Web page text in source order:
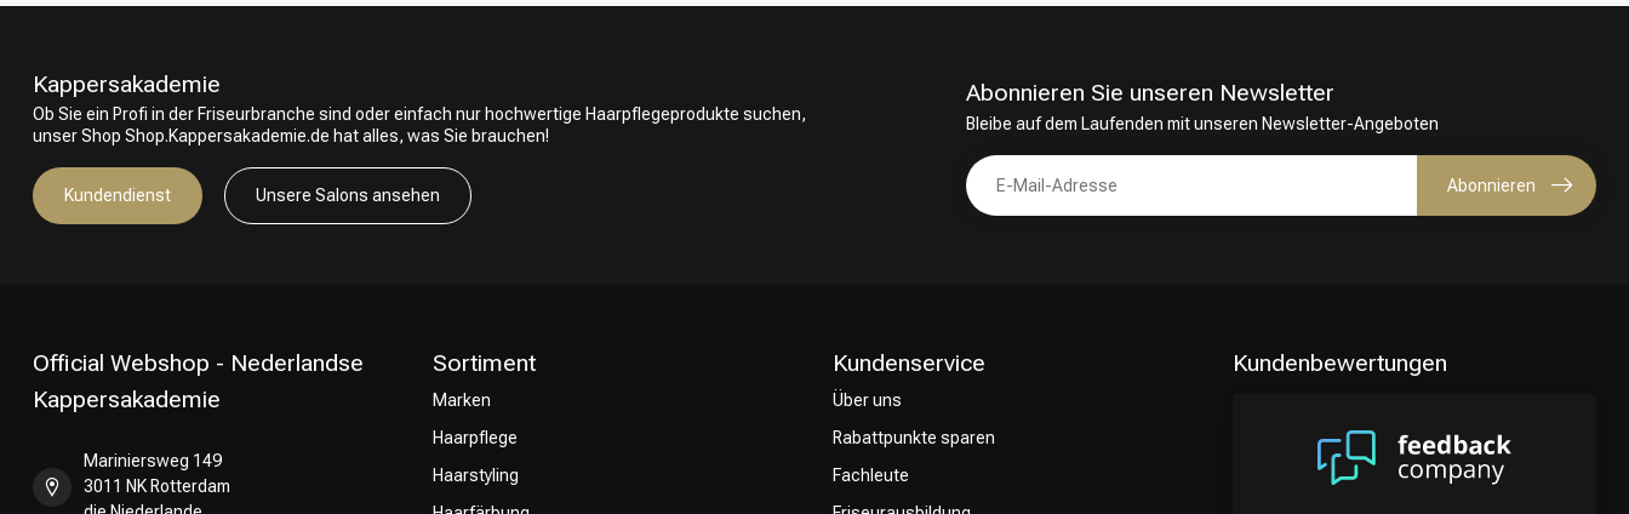
Kappersakademie
Ob Sie ein Profi in der Friseurbranche sind oder einfach nur hochwertige Haarpflegeprodukte suchen,
unser Shop Shop.Kappersakademie.de hat alles, was Sie brauchen!
Kundendienst Unsere Salons ansehen
Abonnieren Sie unseren Newsletter
Bleibe auf dem Laufenden mit unseren Newsletter-Angeboten
Abonnieren
Official Webshop - Nederlandse
Kappersakademie
Mariniersweg 149
3011 NK Rotterdam
Sortiment
Marken
Haarpflege
Haarstyling
Kundenservice
Über uns
Rabattpunkte sparen
Fachleute
Kundenbewertungen